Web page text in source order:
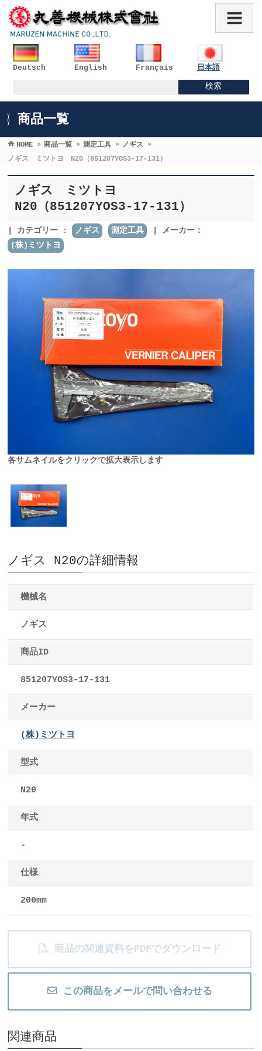
Deutsch English Français 日本語
商品一覧
HOME » 商品一覧 » 測定工具 » ノギス
»
ノギス ミツトヨ N20（851207YOS3-17-131）
ノギス ミツトヨ
N20（851207YOS3-17-131）
カテゴリー : ノギス 測定工具
メーカー：
(株)ミツトヨ
各サムネイルをクリックで拡大表示します
ノギス N20の詳細情報
機械名
ノギス
商品ID
851207YOS3-17-131
メーカー
(株)ミツトヨ
型式
N20
年式
-
仕様
200mm
商品の関連資料をPDFでダウンロード
この商品をメールで問い合わせる
関連商品